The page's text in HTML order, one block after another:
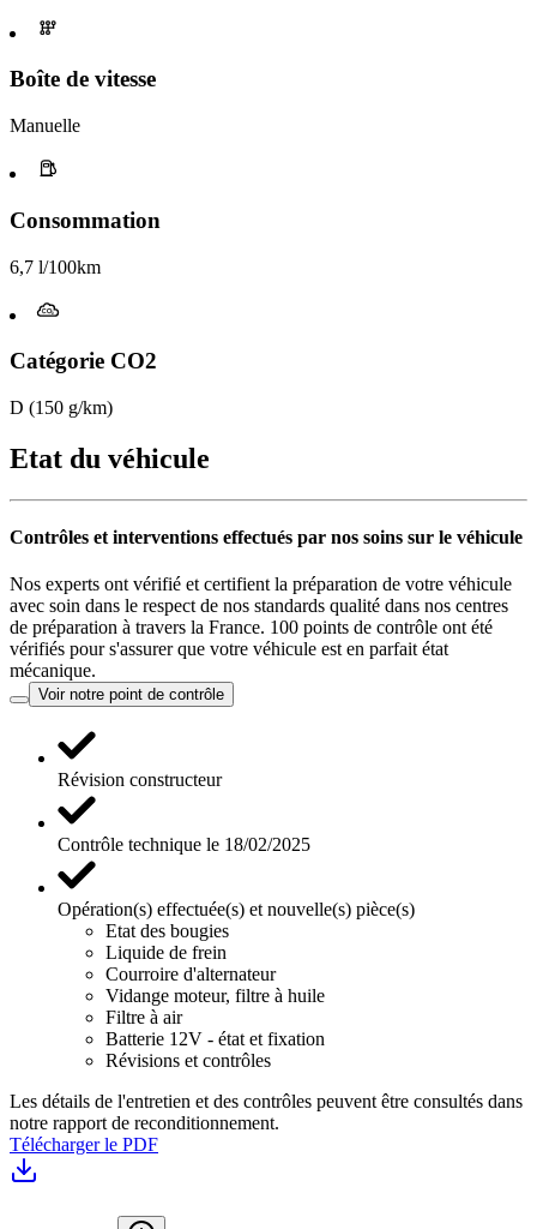
Boîte de vitesse
Manuelle
Consommation
6,7 l/100km
Catégorie CO2
D (150 g/km)
Etat du véhicule
Contrôles et interventions effectués par nos soins sur le véhicule
Nos experts ont vérifié et certifient la préparation de votre véhicule
avec soin dans le respect de nos standards qualité dans nos centres
de préparation à travers la France. 100 points de contrôle ont été
vérifiés pour s'assurer que votre véhicule est en parfait état
mécanique.
Voir notre point de contrôle
Révision constructeur
Contrôle technique le 18/02/2025
Opération(s) effectuée(s) et nouvelle(s) pièce(s)
Etat des bougies
Liquide de frein
Courroire d'alternateur
Vidange moteur, filtre à huile
Filtre à air
Batterie 12V - état et fixation
Révisions et contrôles
Les détails de l'entretien et des contrôles peuvent être consultés dans
notre rapport de reconditionnement.
Télécharger le PDF